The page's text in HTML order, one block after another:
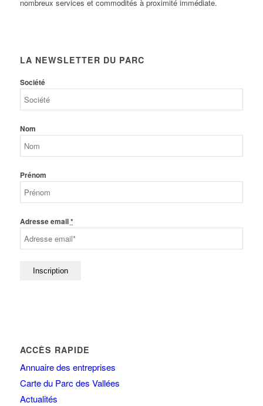
nombreux services et commodités à proximité immédiate.
LA NEWSLETTER DU PARC
Société
Nom
Prénom
Adresse email*
ACCÈS RAPIDE
Annuaire des entreprises
Carte du Parc des Vallées
Actualités